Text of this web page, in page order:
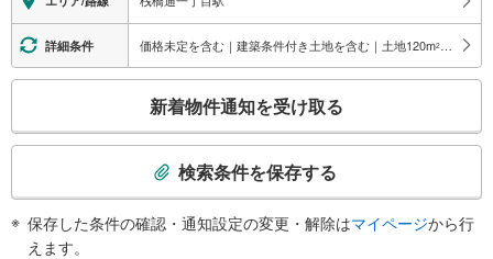
・有り
詳細条件 価格未定を含む｜建築条件付き土地を含む｜土地120m2 以上
検
新着物件通知を受け取る
検索条件を保存する
保存した条件の確認・通知設定の変更・解除はマイページから行
えます。